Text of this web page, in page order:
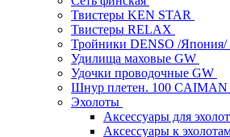
Твистеры KEN STAR
Твистеры RELAX
Тройники DENSO /Япония/
Удилища маховые GW
Удочки проводочные GW
Шнур плетен. 100 CAIMAN
Эхолоты
Аксессуары для
Аксессуары к